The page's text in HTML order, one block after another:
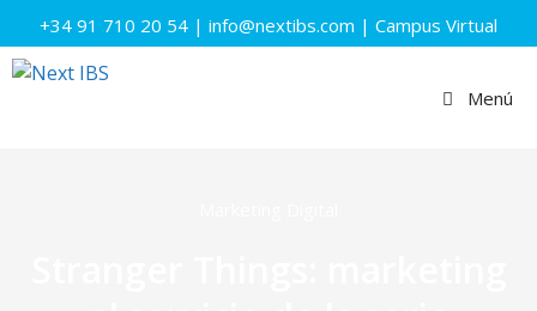
+34 91 710 20 54 | info@nextibs.com | Campus Virtual
Menú